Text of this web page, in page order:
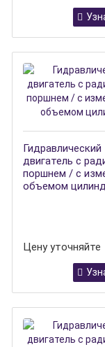
Гидравлический
двигатель с
поршнем / с
объемом
Цену уточняйте